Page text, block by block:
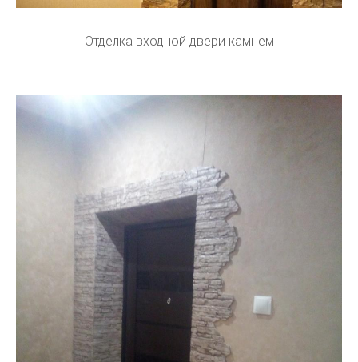
Отделка входной двери камнем